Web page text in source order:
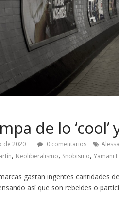
de lo
de 2020 0 comentarios
, Neoliberalismo, Snobismo, Yamani
gastan ingentes cantidades
así que son rebeldes o